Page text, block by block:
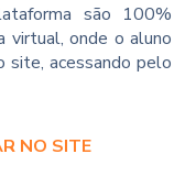
são 100%
onde o aluno
site, acessando pelo
NO SITE